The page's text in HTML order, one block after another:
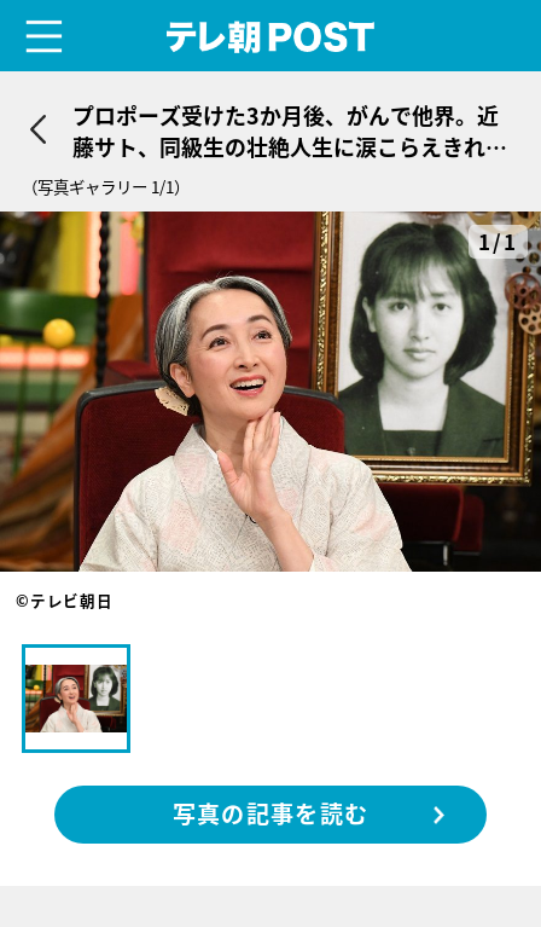
プロポーズ受けた3か月後、がんで他界。近
藤サト、同級生の壮絶人生に涙こらえきれ
ず…
（写真ギャラリー 1/1）
1/1
©テレビ朝日
写真の記事を読む